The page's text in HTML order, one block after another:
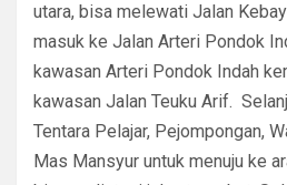
utara, bisa melewati Jalan
masuk ke Jalan Arteri Pondok
kawasan Arteri Pondok Indah
kawasan Jalan Teuku Arif.
Tentara Pelajar, Pejompongan,
Mas Mansyur untuk menuju ke